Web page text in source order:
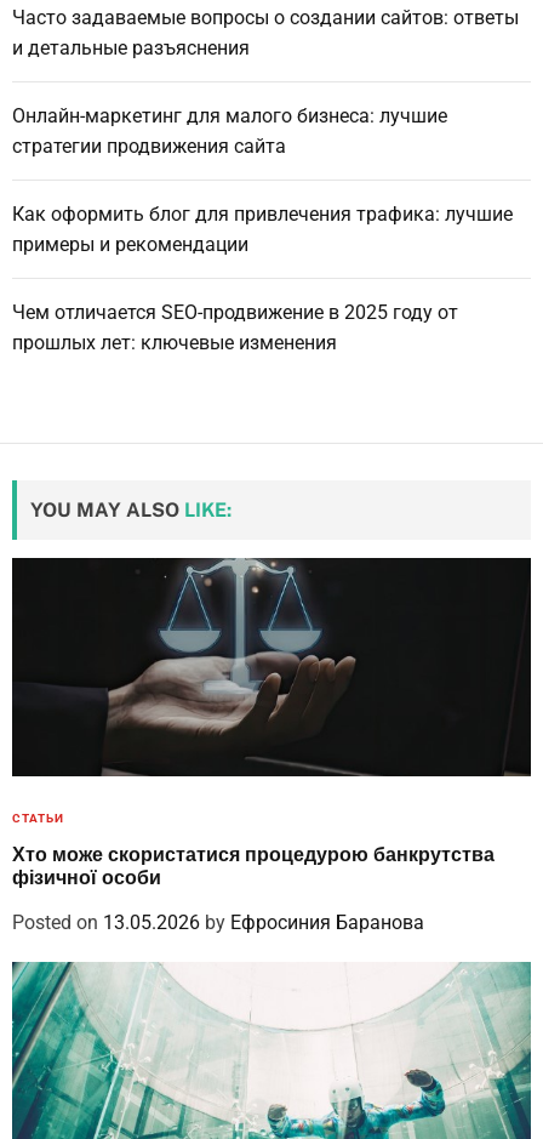
Часто задаваемые вопросы о создании сайтов: ответы
и детальные разъяснения
Онлайн-маркетинг для малого бизнеса: лучшие
стратегии продвижения сайта
Как оформить блог для привлечения трафика: лучшие
примеры и рекомендации
Чем отличается SEO-продвижение в 2025 году от
прошлых лет: ключевые изменения
YOU MAY ALSO LIKE:
СТАТЬИ
Хто може скористатися процедурою банкрутства
фізичної особи
Posted on 13.05.2026 by Ефросиния Баранова